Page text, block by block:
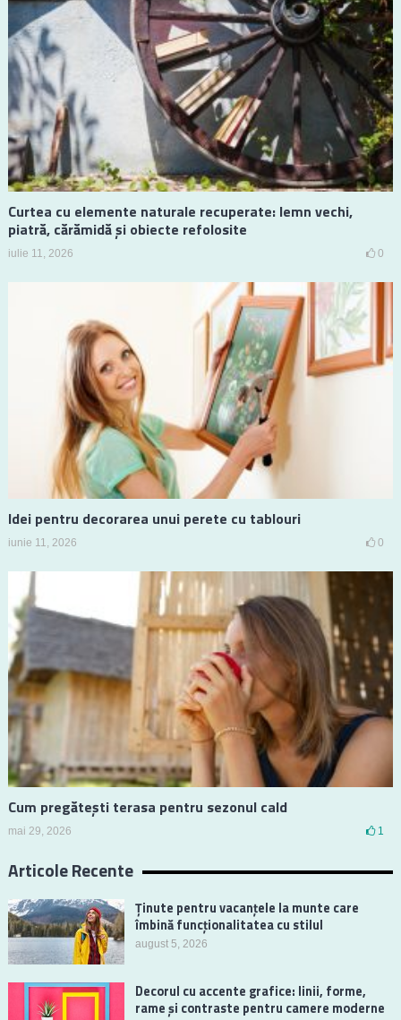
Curtea cu elemente naturale recuperate: lemn vechi,
piatră, cărămidă și obiecte refolosite
iulie 11, 2026 0
Idei pentru decorarea unui perete cu tablouri
iunie 11, 2026 0
Cum pregătești terasa pentru sezonul cald
mai 29, 2026 1
Articole Recente
Ținute pentru vacanțele la munte care
îmbină funcționalitatea cu stilul
august 5, 2026
Decorul cu accente grafice: linii, forme,
rame și contraste pentru camere moderne